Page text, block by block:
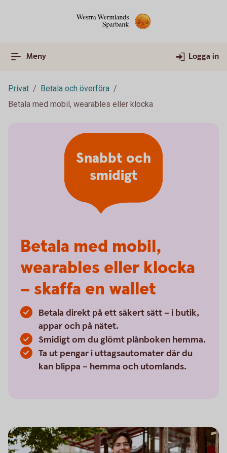
Meny Logga in
Privat
Betala och överföra
Betala med mobil, wearables eller klocka
Betala med mobil,
wearables eller klocka
– skaffa en wallet
Betala direkt på ett säkert sätt – i butik,
appar och på nätet.
Smidigt om du glömt plånboken hemma.
Ta ut pengar i uttagsautomater där du
kan blippa – hemma och utomlands.
Snabbt och
smidigt